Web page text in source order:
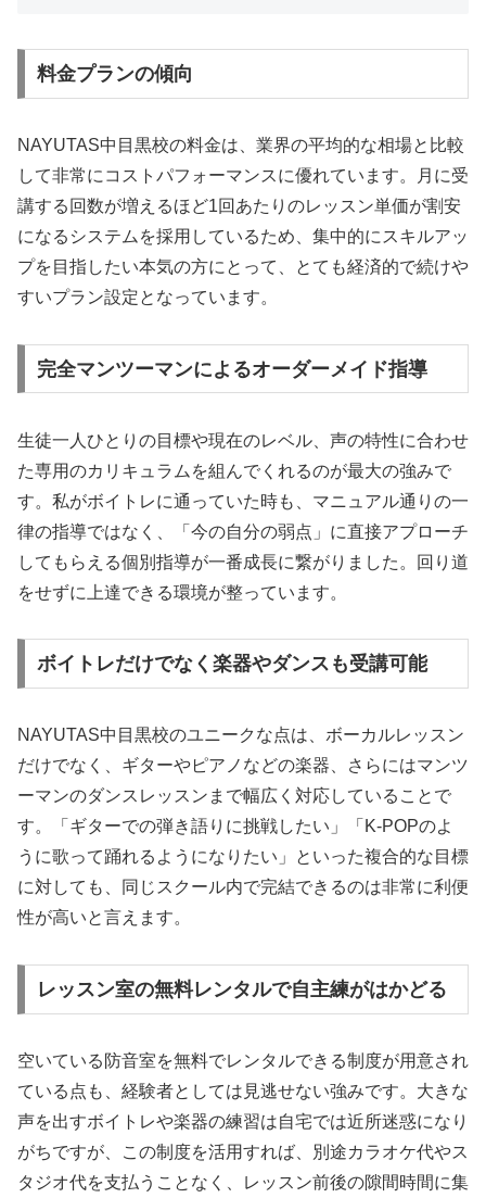
料金プランの傾向
NAYUTAS中目黒校の料金は、業界の平均的な相場と比較
して非常にコストパフォーマンスに優れています。月に受
講する回数が増えるほど1回あたりのレッスン単価が割安
になるシステムを採用しているため、集中的にスキルアッ
プを目指したい本気の方にとって、とても経済的で続けや
すいプラン設定となっています。
完全マンツーマンによるオーダーメイド指導
生徒一人ひとりの目標や現在のレベル、声の特性に合わせ
た専用のカリキュラムを組んでくれるのが最大の強みで
す。私がボイトレに通っていた時も、マニュアル通りの一
律の指導ではなく、「今の自分の弱点」に直接アプローチ
してもらえる個別指導が一番成長に繋がりました。回り道
をせずに上達できる環境が整っています。
ボイトレだけでなく楽器やダンスも受講可能
NAYUTAS中目黒校のユニークな点は、ボーカルレッスン
だけでなく、ギターやピアノなどの楽器、さらにはマンツ
ーマンのダンスレッスンまで幅広く対応していることで
す。「ギターでの弾き語りに挑戦したい」「K-POPのよ
うに歌って踊れるようになりたい」といった複合的な目標
に対しても、同じスクール内で完結できるのは非常に利便
性が高いと言えます。
レッスン室の無料レンタルで自主練がはかどる
空いている防音室を無料でレンタルできる制度が用意され
ている点も、経験者としては見逃せない強みです。大きな
声を出すボイトレや楽器の練習は自宅では近所迷惑になり
がちですが、この制度を活用すれば、別途カラオケ代やス
タジオ代を支払うことなく、レッスン前後の隙間時間に集